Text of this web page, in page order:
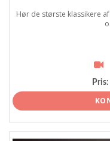
Hør de største klassikere
Pris: